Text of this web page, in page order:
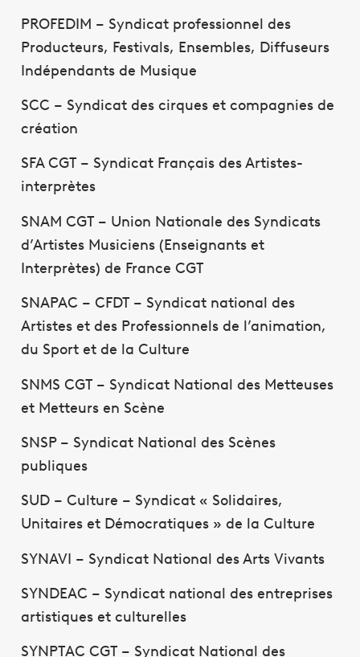
PROFEDIM – Syndicat professionnel des
Producteurs, Festivals, Ensembles, Diffuseurs
Indépendants de Musique
SCC – Syndicat des cirques et compagnies de
création
SFA CGT – Syndicat Français des Artistes-
interprètes
SNAM CGT – Union Nationale des Syndicats
d’Artistes Musiciens (Enseignants et
Interprètes) de France CGT
SNAPAC – CFDT – Syndicat national des
Artistes et des Professionnels de l’animation,
du Sport et de la Culture
SNMS CGT – Syndicat National des Metteuses
et Metteurs en Scène
SNSP – Syndicat National des Scènes
publiques
SUD – Culture – Syndicat « Solidaires,
Unitaires et Démocratiques » de la Culture
SYNAVI – Syndicat National des Arts Vivants
SYNDEAC – Syndicat national des entreprises
artistiques et culturelles
SYNPTAC CGT – Syndicat National des